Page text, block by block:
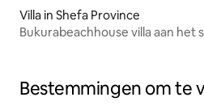
Villa in Shefa Province
Bukurabeachhouse villa aan het
Bestemmingen om te